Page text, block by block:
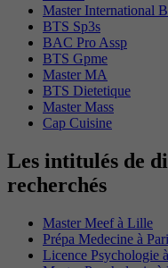
Master International
BTS Sp3s
BAC Pro Assp
BTS Gpme
Master MA
BTS Dietetique
Master Mass
Cap Cuisine
Les intitulés de
recherchés
Master Meef à Lille
Prépa Medecine à
Licence Psychologie